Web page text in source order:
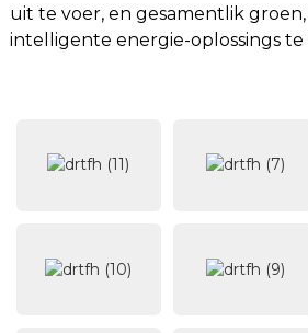
uit te voer, en gesamentlik
intelligente energie-oplossings te